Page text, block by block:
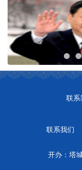
联系
联系我们
开办：塔